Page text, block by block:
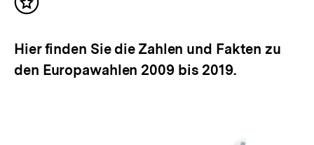
Inhalt
Hier finden Sie die Zahlen und Fakten zu
den Europawahlen 2009 bis 2019.